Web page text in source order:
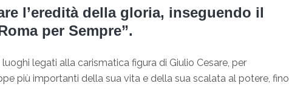
l’eredità della gloria, inseguendo il
per Sempre”.
legati alla carismatica figura di Giulio Cesare, per
più importanti della sua vita e della sua scalata al potere, fino